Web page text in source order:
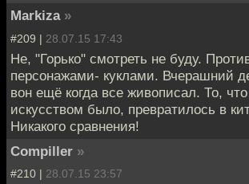
Markiza »
#209 | 28.07.15 17:43
Не, "Горько" смотреть не буду.
персонажами- куклами. Вчерашний
вон ещё когда все живописал. То,
искусством было, превратилось в
Никакого сравнения!
Compiller »
#210 | 28.07.15 23:57